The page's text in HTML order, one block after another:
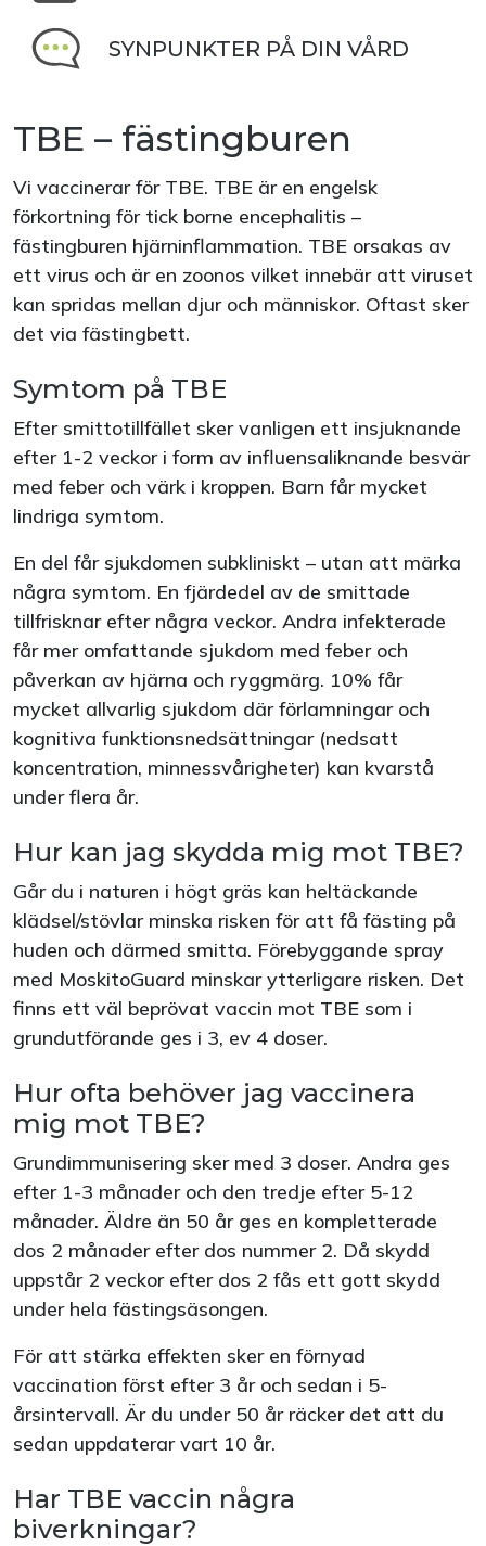
SYNPUNKTER PÅ DIN VÅRD
TBE – fästingburen
Vi vaccinerar för TBE. TBE är en engelsk
förkortning för tick borne encephalitis –
fästingburen hjärninflammation. TBE orsakas av
ett virus och är en zoonos vilket innebär att viruset
kan spridas mellan djur och människor. Oftast sker
det via fästingbett.
Symtom på TBE
Efter smittotillfället sker vanligen ett insjuknande
efter 1-2 veckor i form av influensaliknande besvär
med feber och värk i kroppen. Barn får mycket
lindriga symtom.
En del får sjukdomen subkliniskt – utan att märka
några symtom. En fjärdedel av de smittade
tillfrisknar efter några veckor. Andra infekterade
får mer omfattande sjukdom med feber och
påverkan av hjärna och ryggmärg. 10% får
mycket allvarlig sjukdom där förlamningar och
kognitiva funktionsnedsättningar (nedsatt
koncentration, minnessvårigheter) kan kvarstå
under flera år.
Hur kan jag skydda mig mot TBE?
Går du i naturen i högt gräs kan heltäckande
klädsel/stövlar minska risken för att få fästing på
huden och därmed smitta. Förebyggande spray
med MoskitoGuard minskar ytterligare risken. Det
finns ett väl beprövat vaccin mot TBE som i
grundutförande ges i 3, ev 4 doser.
Hur ofta behöver jag vaccinera
mig mot TBE?
Grundimmunisering sker med 3 doser. Andra ges
efter 1-3 månader och den tredje efter 5-12
månader. Äldre än 50 år ges en kompletterade
dos 2 månader efter dos nummer 2. Då skydd
uppstår 2 veckor efter dos 2 fås ett gott skydd
under hela fästingsäsongen.
För att stärka effekten sker en förnyad
vaccination först efter 3 år och sedan i 5-
årsintervall. Är du under 50 år räcker det att du
sedan uppdaterar vart 10 år.
Har TBE vaccin några
biverkningar?